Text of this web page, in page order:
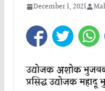
December 1, 2021
उद्योजक अशोक
प्रसिद्ध उद्योजक